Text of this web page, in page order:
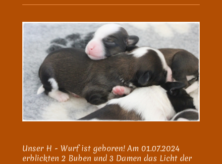
Unser H - Wurf ist geboren! Am 01.07.2024
erblickten 2 Buben und 3 Damen das Licht der